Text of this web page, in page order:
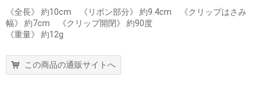
《全長》 約10cm 《リボン部分》 約9.4cm 《クリップはさみ
幅》 約7cm 《クリップ開閉》 約90度
《重量》 約12g
この商品の通販サイトへ